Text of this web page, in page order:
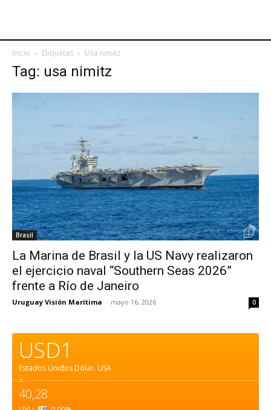
Inicio Etiquetas Usa nimitz
Tag: usa nimitz
Brasil
La Marina de Brasil y la US Navy realizaron
el ejercicio naval “Southern Seas 2026”
frente a Río de Janeiro
Uruguay Visión Marítima - mayo 16, 2026 0
USD1
Estados Unidos Dólar. USA
=
40,28